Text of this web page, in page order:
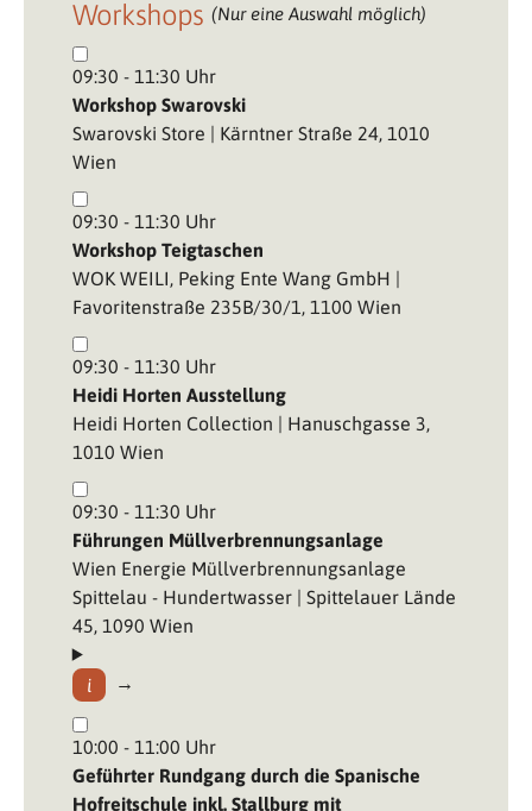
Workshops (Nur eine Auswahl möglich)
09:30 - 11:30 Uhr
Workshop Swarovski
Swarovski Store | Kärntner Straße 24, 1010
Wien
09:30 - 11:30 Uhr
Workshop Teigtaschen
WOK WEILI, Peking Ente Wang GmbH |
Favoritenstraße 235B/30/1, 1100 Wien
09:30 - 11:30 Uhr
Heidi Horten Ausstellung
Heidi Horten Collection | Hanuschgasse 3,
1010 Wien
09:30 - 11:30 Uhr
Führungen Müllverbrennungsanlage
Wien Energie Müllverbrennungsanlage
Spittelau - Hundertwasser | Spittelauer Lände
45, 1090 Wien
10:00 - 11:00 Uhr
Geführter Rundgang durch die Spanische
Hofreitschule inkl. Stallburg mit